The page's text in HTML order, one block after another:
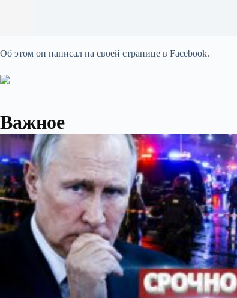
Об этом он написал на своей странице в Facebook.
Важное